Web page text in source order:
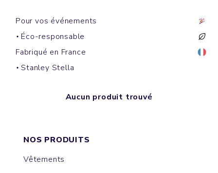
Pour vos événements
Éco-responsable
Fabriqué en France
Stanley Stella
Aucun produit trouvé
NOS PRODUITS
Vêtements